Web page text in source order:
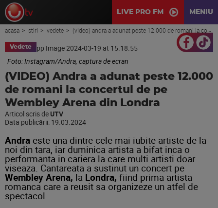
LIVE PRO FM MENIU
acasa stiri vedete (video) andra a adunat peste 12.000 de romani la concertul de pe wembley arena din londra
Vedete
Foto: Instagram/Andra, captura de ecran
(VIDEO) Andra a adunat peste 12.000
de romani la concertul de pe
Wembley Arena din Londra
Articol scris de UTV
Data publicării: 19.03.2024
Andra este una dintre cele mai iubite artiste de la
noi din tara, iar duminica artista a bifat inca o
performanta in cariera la care multi artisti doar
viseaza. Cantareata a sustinut un concert pe
Wembley Arena, la Londra, fiind prima artista
romanca care a reusit sa organizeze un atfel de
spectacol.